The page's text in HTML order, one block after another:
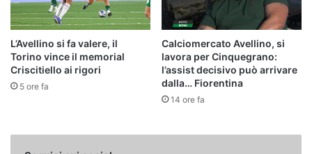
L’Avellino si fa valere, il
Torino vince il memorial
Criscitiello ai rigori
5 ore fa
Calciomercato Avellino, si
lavora per Cinquegrano:
l’assist decisivo può arrivare
dalla… Fiorentina
14 ore fa